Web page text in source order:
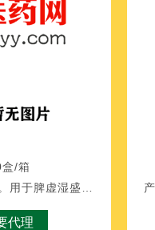
/箱
白带量多，腰腿酸痛。
代理